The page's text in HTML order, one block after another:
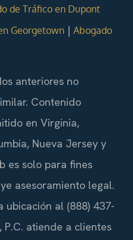
de Tráfico en Dupont
Georgetown | Abogado
anteriores no
Contenido
en Virginia,
Nueva Jersey y
es solo para fines
asesoramiento legal.
ubicación al (888) 437-
P.C. atiende a clientes